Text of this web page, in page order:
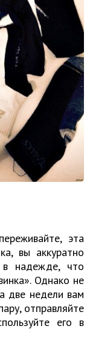
эта
вы аккуратно
в надежде, что
Однако не
две недели вам
отправляйте
его в